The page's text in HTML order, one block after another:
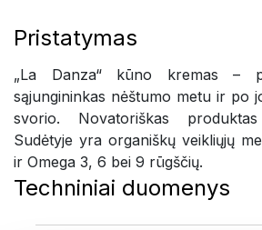
Pristatymas
„La Danza“ kūno kremas –
sąjungininkas nėštumo metu ir po
svorio. Novatoriškas
Sudėtyje yra organiškų veikliųjų
ir Omega 3, 6 bei 9 rūgščių.
Techniniai duomenys